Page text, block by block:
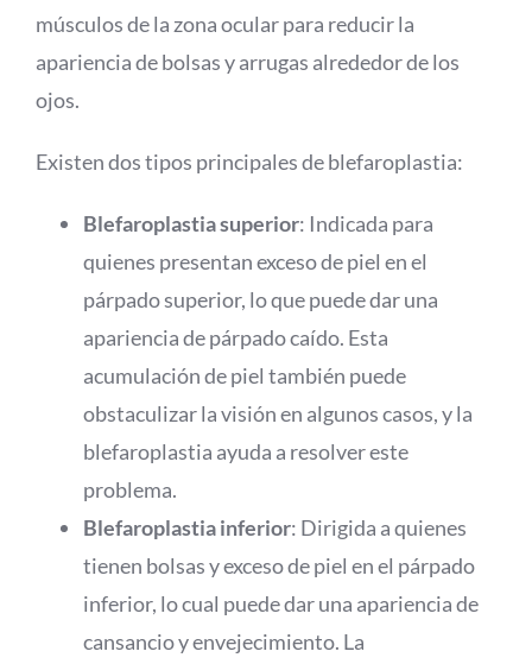
músculos de la zona ocular para reducir la
apariencia de bolsas y arrugas alrededor de los
ojos.
Existen dos tipos principales de blefaroplastia:
Blefaroplastia superior: Indicada para
quienes presentan exceso de piel en el
párpado superior, lo que puede dar una
apariencia de párpado caído. Esta
acumulación de piel también puede
obstaculizar la visión en algunos casos, y la
blefaroplastia ayuda a resolver este
problema.
Blefaroplastia inferior: Dirigida a quienes
tienen bolsas y exceso de piel en el párpado
inferior, lo cual puede dar una apariencia de
cansancio y envejecimiento. La